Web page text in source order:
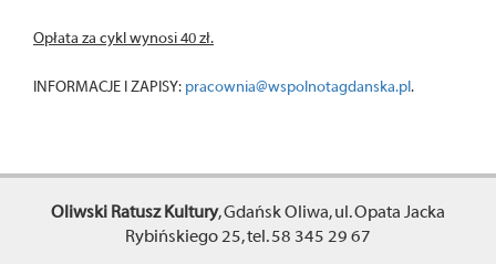
Opłata za cykl wynosi 40 zł.
INFORMACJE I ZAPISY: pracownia@wspolnotagdanska.pl .
Oliwski Ratusz Kultury, Gdańsk Oliwa, ul. Opata Jacka
Rybińskiego 25, tel. 58 345 29 67